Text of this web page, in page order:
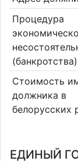
Процедура
(банкротства)
Стоимость
должника в
белорусских
ЕДИНЫЙ